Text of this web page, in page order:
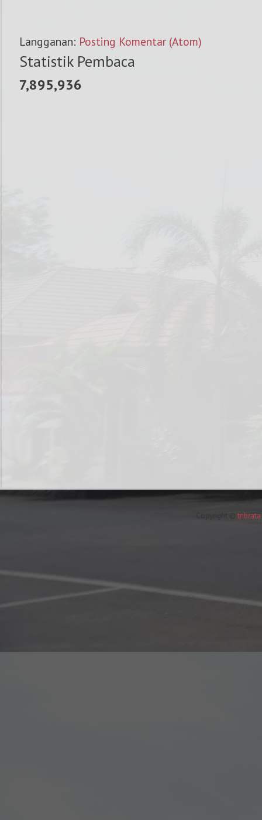
Langganan: Posting Komentar (Atom)
Statistik Pembaca
7,895,936